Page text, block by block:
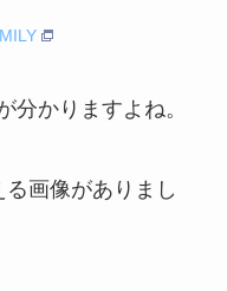
分かりますよね。
画像がありまし